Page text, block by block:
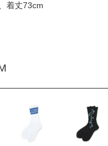
着丈73cm